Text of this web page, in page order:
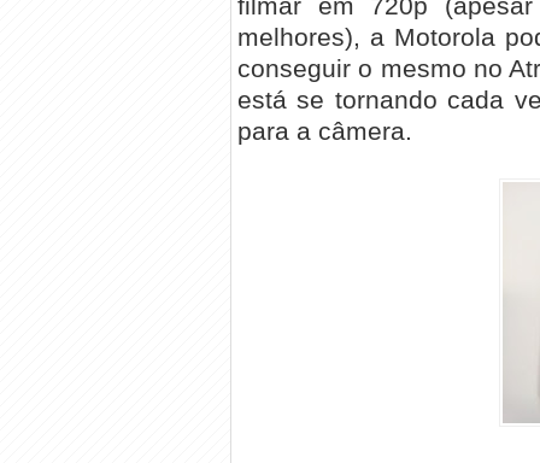
melhores), a Motorola
conseguir o mesmo no
está se tornando cada
para a câmera.